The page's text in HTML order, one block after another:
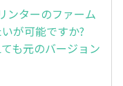
ンターのファーム
が可能ですか?
も元のバージョン